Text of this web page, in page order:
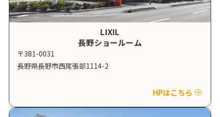
LIXIL
長野ショールーム
〒381-0031
長野県長野市西尾張部1114-2
HPはこちら